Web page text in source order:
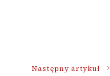
Następny artykuł